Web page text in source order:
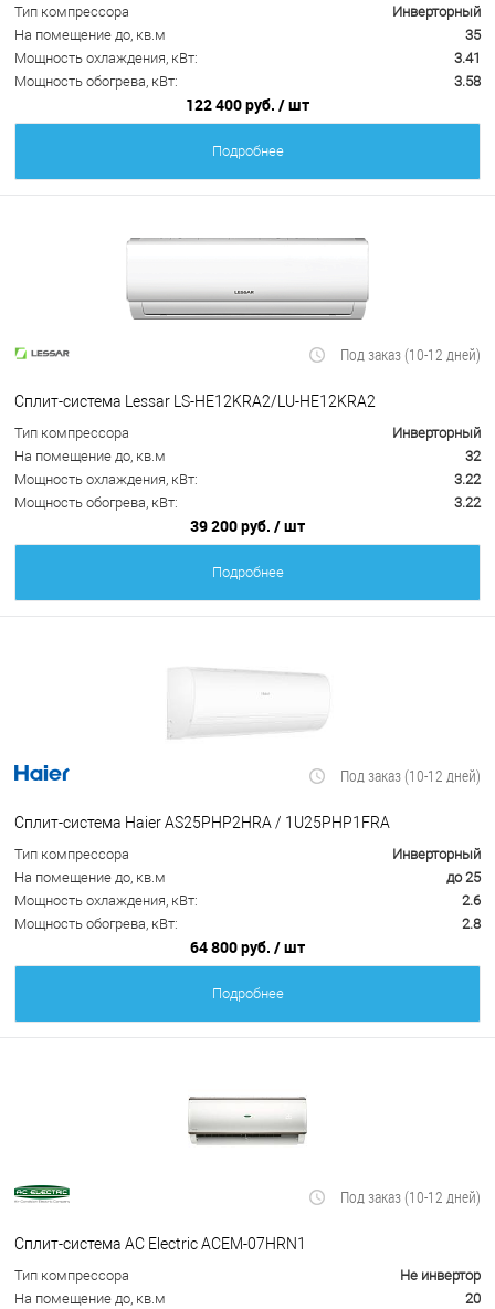
Тип компрессора
Инверторный
На помещение до, кв.м
35
Мощность охлаждения, кВт:
3.41
Мощность обогрева, кВт:
3.58
122 400 руб. / шт
Подробнее
Под заказ (10-12 дней)
Сплит-система Lessar LS-HE12KRA2/LU-HE12KRA2
Тип компрессора
Инверторный
На помещение до, кв.м
32
Мощность охлаждения, кВт:
3.22
Мощность обогрева, кВт:
3.22
39 200 руб. / шт
Подробнее
Под заказ (10-12 дней)
Сплит-система Haier AS25PHP2HRA / 1U25PHP1FRA
Тип компрессора
Инверторный
На помещение до, кв.м
до 25
Мощность охлаждения, кВт:
2.6
Мощность обогрева, кВт:
2.8
64 800 руб. / шт
Подробнее
Под заказ (10-12 дней)
Сплит-система AC Electric ACEM-07HRN1
Тип компрессора
Не инвертор
На помещение до, кв.м
20